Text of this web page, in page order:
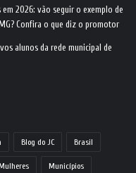
em 2026: vão seguir o exemplo de
Confira o que diz o promotor
alunos da rede municipal de
Blog do JC Brasil
Municípios